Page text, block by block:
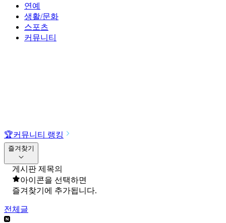
연예
생활/문화
스포츠
커뮤니티
🏆커뮤니티 랭킹
즐겨찾기
게시판 제목의
아이콘을 선택하면
즐겨찾기에 추가됩니다.
전체글